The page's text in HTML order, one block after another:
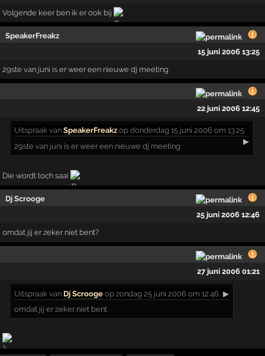
Volgende keer ben ik er ook bij
SpeakerFreakz
15 juni 2006 13:25
29ste van juni is er weer een nieuwe dj meeting
22 juni 2006 12:45
Uitspraak vanSpeakerFreakz op donderdag 15 juni 2006 om 13:25:
▶
29ste van juni is er weer een nieuwe dj meeting
Die wordt toch saai
Dj Scrooge
25 juni 2006 12:46
omdat jij er zeker niet bent?
27 juni 2006 01:21
Uitspraak van Dj Scrooge op zondag 25 juni 2006 om 12:46: ▶
omdat jij er zeker niet bent